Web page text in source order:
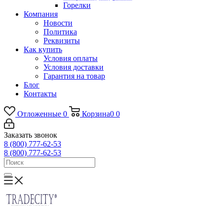
Горелки
Компания
Новости
Политика
Реквизиты
Как купить
Условия оплаты
Условия доставки
Гарантия на товар
Блог
Контакты
Отложенные 0 Корзина0 0
Заказать звонок
8 (800) 777-62-53
8 (800) 777-62-53